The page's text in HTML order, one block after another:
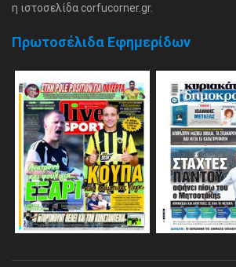
η ιστοσελίδα corfucorner.gr.
Πρωτοσέλιδα Εφημερίδων